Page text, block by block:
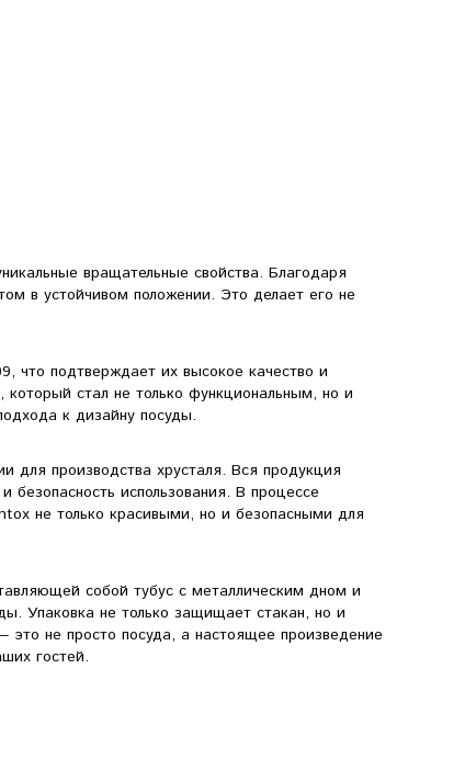
вращательные свойства. Благодаря
в устойчивом положении. Это делает его не
что подтверждает их высокое качество и
который стал не только функциональным, но и
к дизайну посуды.
для производства хрусталя. Вся продукция
безопасность использования. В процессе
не только красивыми, но и безопасными для
собой тубус с металлическим дном и
Упаковка не только защищает стакан, но и
не просто посуда, а настоящее произведение
гостей.